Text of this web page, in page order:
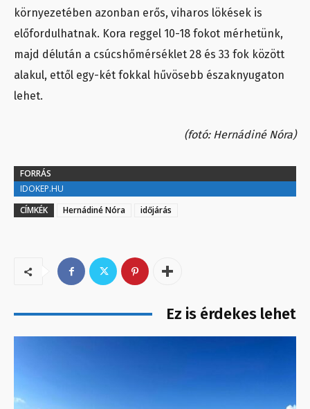
környezetében azonban erős, viharos lökések is
előfordulhatnak. Kora reggel 10-18 fokot mérhetünk,
majd délután a csúcshőmérséklet 28 és 33 fok között
alakul, ettől egy-két fokkal hűvösebb északnyugaton
lehet.
(fotó: Hernádiné Nóra)
FORRÁS
IDOKEP.HU
CÍMKÉK
Hernádiné Nóra időjárás
Ez is érdekes lehet